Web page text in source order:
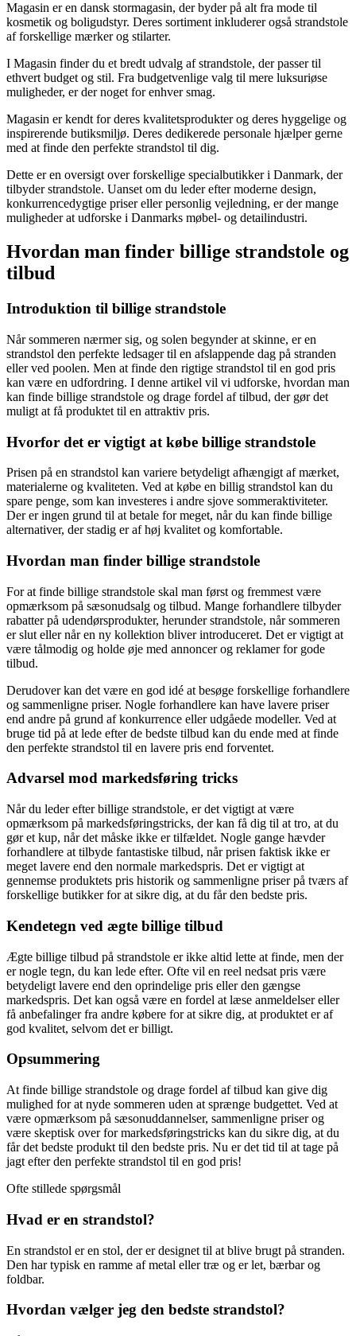
Magasin er en dansk stormagasin, der byder på alt fra mode til
kosmetik og boligudstyr. Deres sortiment inkluderer også strandstole
af forskellige mærker og stilarter.
I Magasin finder du et bredt udvalg af strandstole, der passer til
ethvert budget og stil. Fra budgetvenlige valg til mere luksuriøse
muligheder, er der noget for enhver smag.
Magasin er kendt for deres kvalitetsprodukter og deres hyggelige og
inspirerende butiksmiljø. Deres dedikerede personale hjælper gerne
med at finde den perfekte strandstol til dig.
Dette er en oversigt over forskellige specialbutikker i Danmark, der
tilbyder strandstole. Uanset om du leder efter moderne design,
konkurrencedygtige priser eller personlig vejledning, er der mange
muligheder at udforske i Danmarks møbel- og detailindustri.
Hvordan man finder billige strandstole og
tilbud
Introduktion til billige strandstole
Når sommeren nærmer sig, og solen begynder at skinne, er en
strandstol den perfekte ledsager til en afslappende dag på stranden
eller ved poolen. Men at finde den rigtige strandstol til en god pris
kan være en udfordring. I denne artikel vil vi udforske, hvordan man
kan finde billige strandstole og drage fordel af tilbud, der gør det
muligt at få produktet til en attraktiv pris.
Hvorfor det er vigtigt at købe billige strandstole
Prisen på en strandstol kan variere betydeligt afhængigt af mærket,
materialerne og kvaliteten. Ved at købe en billig strandstol kan du
spare penge, som kan investeres i andre sjove sommeraktiviteter.
Der er ingen grund til at betale for meget, når du kan finde billige
alternativer, der stadig er af høj kvalitet og komfortable.
Hvordan man finder billige strandstole
For at finde billige strandstole skal man først og fremmest være
opmærksom på sæsonudsalg og tilbud. Mange forhandlere tilbyder
rabatter på udendørsprodukter, herunder strandstole, når sommeren
er slut eller når en ny kollektion bliver introduceret. Det er vigtigt at
være tålmodig og holde øje med annoncer og reklamer for gode
tilbud.
Derudover kan det være en god idé at besøge forskellige forhandlere
og sammenligne priser. Nogle forhandlere kan have lavere priser
end andre på grund af konkurrence eller udgåede modeller. Ved at
bruge tid på at lede efter de bedste tilbud kan du ende med at finde
den perfekte strandstol til en lavere pris end forventet.
Advarsel mod markedsføring tricks
Når du leder efter billige strandstole, er det vigtigt at være
opmærksom på markedsføringstricks, der kan få dig til at tro, at du
gør et kup, når det måske ikke er tilfældet. Nogle gange hævder
forhandlere at tilbyde fantastiske tilbud, når prisen faktisk ikke er
meget lavere end den normale markedspris. Det er vigtigt at
gennemse produktets pris historik og sammenligne priser på tværs af
forskellige butikker for at sikre dig, at du får den bedste pris.
Kendetegn ved ægte billige tilbud
Ægte billige tilbud på strandstole er ikke altid lette at finde, men der
er nogle tegn, du kan lede efter. Ofte vil en reel nedsat pris være
betydeligt lavere end den oprindelige pris eller den gængse
markedspris. Det kan også være en fordel at læse anmeldelser eller
få anbefalinger fra andre købere for at sikre dig, at produktet er af
god kvalitet, selvom det er billigt.
Opsummering
At finde billige strandstole og drage fordel af tilbud kan give dig
mulighed for at nyde sommeren uden at sprænge budgettet. Ved at
være opmærksom på sæsonuddannelser, sammenligne priser og
være skeptisk over for markedsføringstricks kan du sikre dig, at du
får det bedste produkt til den bedste pris. Nu er det tid til at tage på
jagt efter den perfekte strandstol til en god pris!
Ofte stillede spørgsmål
Hvad er en strandstol?
En strandstol er en stol, der er designet til at blive brugt på stranden.
Den har typisk en ramme af metal eller træ og er let, bærbar og
foldbar.
Hvordan vælger jeg den bedste strandstol?